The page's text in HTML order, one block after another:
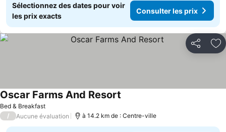
Sélectionnez des dates pour voir
les prix exacts
Consulter les prix
Partager
Bed & Breakfast
Oscar Farms And Resort
/ Aucune évaluation à 14.2 km de : Centre-ville